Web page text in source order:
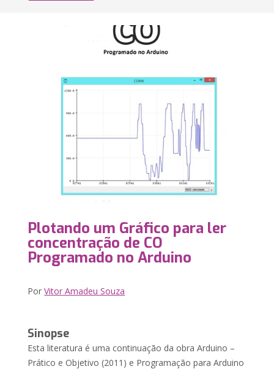
Plotando um Gráfico para ler
concentração de CO
Programado no Arduino
PorVitor Amadeu Souza
Sinopse
Esta literatura é uma continuação da obra Arduino –
Prático e Objetivo (2011) e Programação para Arduino